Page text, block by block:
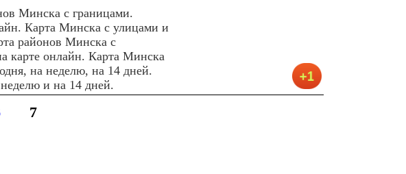
Минска с границами.
Карта Минска с улицами и
районов Минска с
карте онлайн. Карта Минска
на неделю, на 14 дней.
и на 14 дней.
7